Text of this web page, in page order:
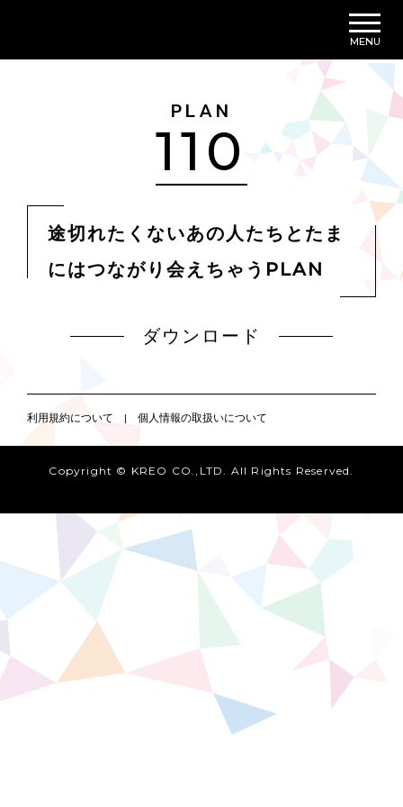
MENU
PLAN
110
途切れたくないあの人たちとたま
にはつながり会えちゃうPLAN
ダウンロード
利用規約について | 個人情報の取扱いについて
Copyright © KREO CO.,LTD. All Rights Reserved.